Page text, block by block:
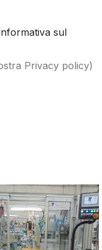
sul
Privacy policy)